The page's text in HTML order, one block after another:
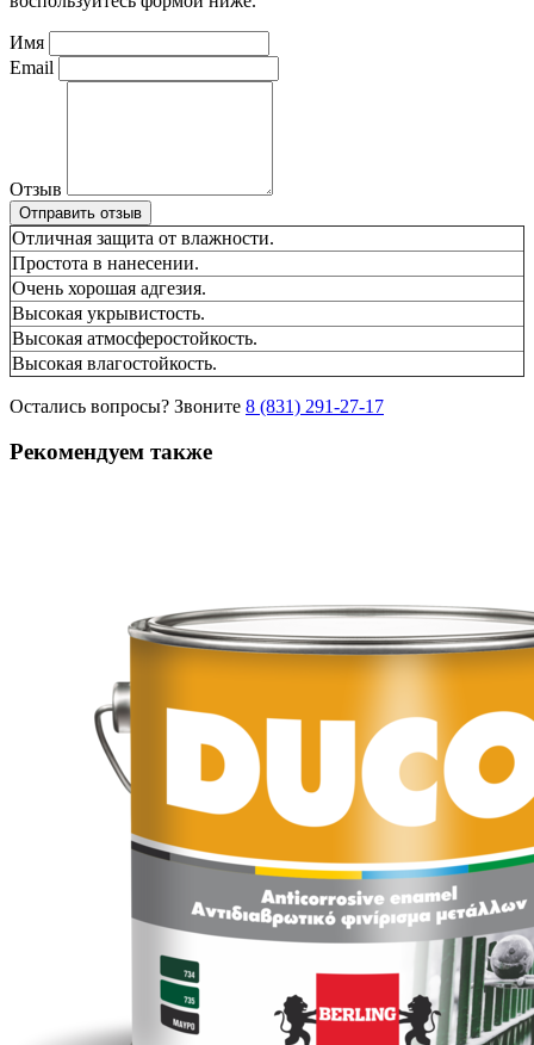
Имя
Email
Отзыв
Отправить отзыв
Отличная защита от влажности.
Простота в нанесении.
Очень хорошая адгезия.
Высокая укрывистость.
Высокая атмосферостойкость.
Высокая влагостойкость.
Остались вопросы? Звоните 8 (831) 291-27-17
Рекомендуем также